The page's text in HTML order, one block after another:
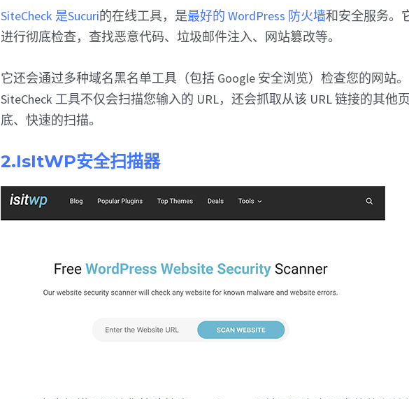
SiteCheck 是Sucuri的在线工具，是最好的 WordPress 防火墙和安全服务。
进行彻底检查，查找恶意代码、垃圾邮件注入、网站篡改等。
它还会通过多种域名黑名单工具（包括 Google 安全浏览）检查您的网站。
SiteCheck 工具不仅会扫描您输入的 URL，还会抓取从该 URL 链接的其他
底、快速的扫描。
2.IsItWP安全扫描器